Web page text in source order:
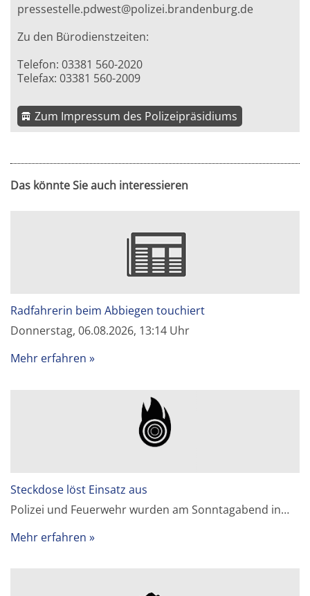
pressestelle.pdwest@polizei.brandenburg.de
Zu den Bürodienstzeiten:
Telefon: 03381 560-2020
Telefax: 03381 560-2009
Zum Impressum des Polizeipräsidiums
Das könnte Sie auch interessieren
Radfahrerin beim Abbiegen touchiert
Donnerstag, 06.08.2026, 13:14 Uhr
Mehr erfahren
Steckdose löst Einsatz aus
Polizei und Feuerwehr wurden am Sonntagabend in…
Mehr erfahren